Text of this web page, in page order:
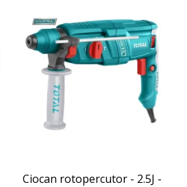
Ciocan rotopercutor - 2.5J -